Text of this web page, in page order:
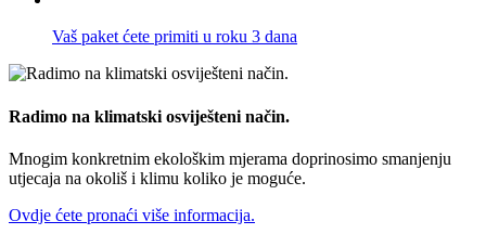
Vaš paket ćete primiti u roku 3 dana
Radimo na klimatski osviješteni način.
Mnogim konkretnim ekološkim mjerama doprinosimo smanjenju
utjecaja na okoliš i klimu koliko je moguće.
Ovdje ćete pronaći više informacija.